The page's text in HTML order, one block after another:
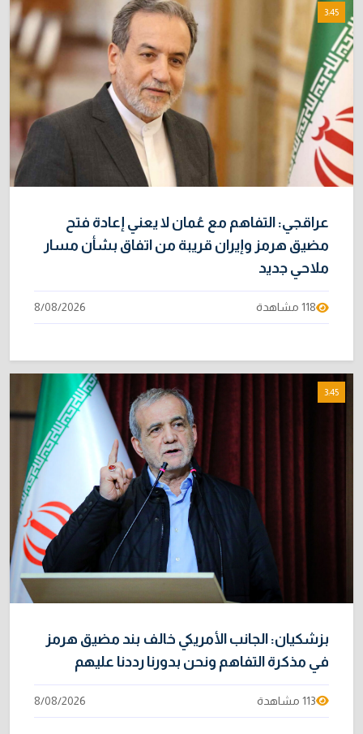
3:45
عراقجي: التفاهم مع عُمان لا يعني إعادة فتح
مضيق هرمز وإيران قريبة من اتفاق بشأن مسار
ملاحي جديد
118 مشاهدة 8/08/2026
3:45
بزشكيان: الجانب الأمريكي خالف بند مضيق هرمز
في مذكرة التفاهم ونحن بدورنا رددنا عليهم
113 مشاهدة 8/08/2026